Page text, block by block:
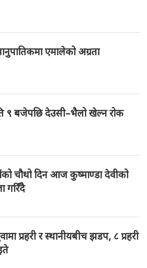
एमालेको अग्रता
९ बजेपछि देउसी–भैलो खेल्न रोक
चौथो दिन आज कुष्माण्डा देवीको
गरिँदै
प्रहरी र स्थानीयबीच झडप, ८ प्रहरी